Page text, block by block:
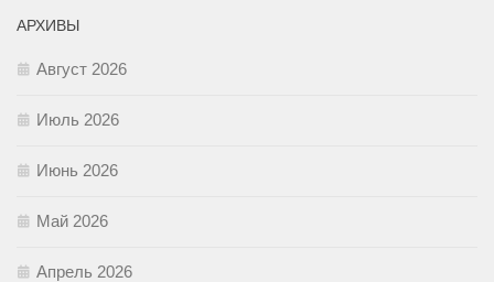
АРХИВЫ
Август 2026
Июль 2026
Июнь 2026
Май 2026
Апрель 2026